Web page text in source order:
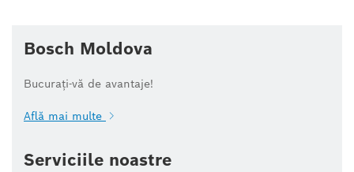
Bosch Moldova
Bucurați-vă de avantaje!
Află mai multe
Serviciile noastre